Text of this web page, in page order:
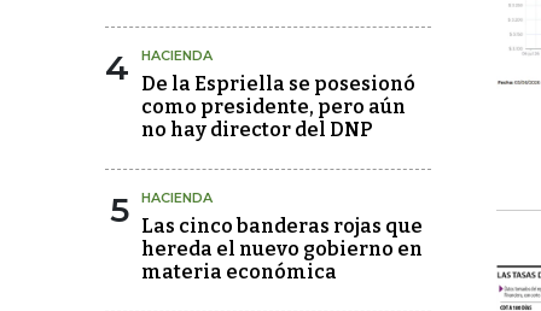
4 HACIENDA
De la Espriella se posesionó
como presidente, pero aún
no hay director del DNP
5 HACIENDA
Las cinco banderas rojas que
hereda el nuevo gobierno en
materia económica